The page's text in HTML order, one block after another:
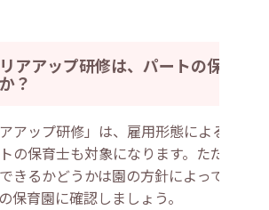
アアップ研修は、パートの保育
？
アップ研修」は、雇用形態による制限
の保育士も対象になります。ただし、
きるかどうかは園の方針によっても異
保育園に確認しましょう。